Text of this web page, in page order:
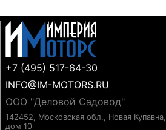
+7 (495) 517-64-30
INFO@IM-MOTORS.RU
ООО "Деловой Садовод"
142452, Московская обл., Новая Купавна,
дом 10